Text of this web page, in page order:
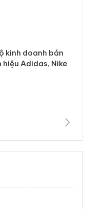
kinh doanh bán
Adidas, Nike